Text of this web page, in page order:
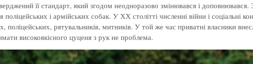
її стандарт, який згодом неодноразово змінювався і
і армійських собак. У ХХ столітті численні війни і соціальні
поліцейських, рятувальників, митників. У той же час приватні власники
високоякісного цуценя з рук не проблема.